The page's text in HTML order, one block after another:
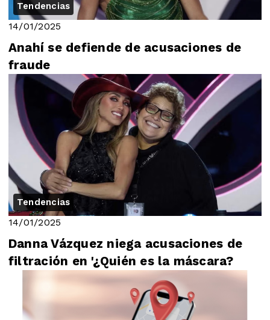
Tendencias
14/01/2025
Anahí se defiende de acusaciones de
fraude
Tendencias
14/01/2025
Danna Vázquez niega acusaciones de
filtración en '¿Quién es la máscara?